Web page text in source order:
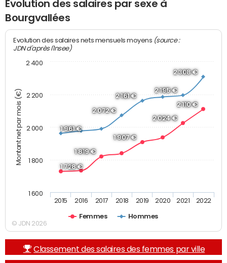
Evolution des salaires par sexe à
Bourgvallées
Montant net par mois (€)
Evolution des salaires nets mensuels moyens (source :
JDN d'après l'Insee)
1 728 €
1 819 €
1 907 €
2 024 €
2 110 €
1 961 €
2 072 €
2 161 €
2 195 €
2 308 €
Femmes Hommes
2015 2016 2017 2018 2019 2020 2021 2022
1 600
1 800
2 000
2 200
2 400
© JDN 2026
Classement des salaires des femmes par ville